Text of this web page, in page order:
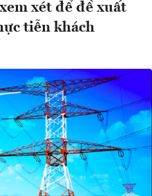
xét để đề xuất
tiễn khách